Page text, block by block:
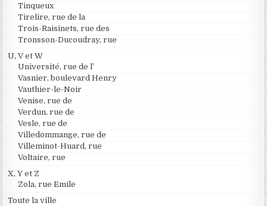
Tinqueux
Tirelire, rue de la
Trois-Raisinets, rue des
Tronsson-Ducoudray, rue
U, V et W
Université, rue de l’
Vasnier, boulevard Henry
Vauthier-le-Noir
Venise, rue de
Verdun, rue de
Vesle, rue de
Villedommange, rue de
Villeminot-Huard, rue
Voltaire, rue
X, Y et Z
Zola, rue Emile
Toute la ville